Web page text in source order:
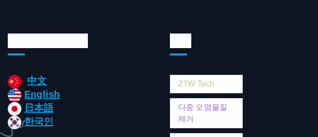
中文
English
日本語
한국인
ZTW Tech
다중 오염물질
제거